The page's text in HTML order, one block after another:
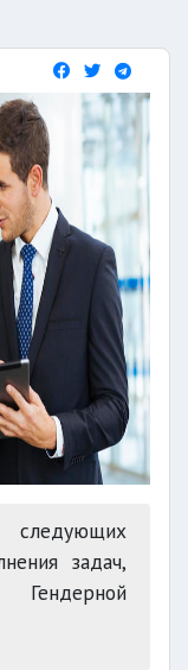
задач,